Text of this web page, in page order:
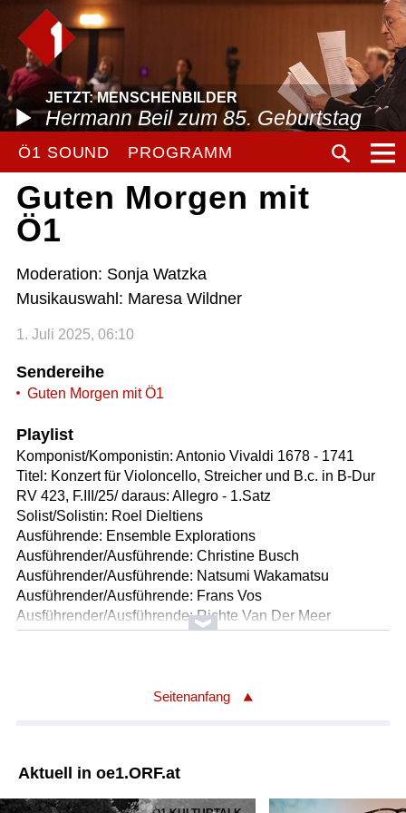
JETZT: MENSCHENBILDER
Hermann Beil zum 85. Geburtstag
Ö1 SOUND PROGRAMM
Guten Morgen mit
Ö1
Moderation: Sonja Watzka
Musikauswahl: Maresa Wildner
1. Juli 2025, 06:10
Sendereihe
Guten Morgen mit Ö1
Playlist
Komponist/Komponistin: Antonio Vivaldi 1678 - 1741
Titel: Konzert für Violoncello, Streicher und B.c. in B-Dur
RV 423, F.III/25/ daraus: Allegro - 1.Satz
Solist/Solistin: Roel Dieltiens
Ausführende: Ensemble Explorations
Ausführender/Ausführende: Christine Busch
Ausführender/Ausführende: Natsumi Wakamatsu
Ausführender/Ausführende: Frans Vos
Ausführender/Ausführende: Richte Van Der Meer
Ausführender/Ausführende: Anthony Woodrow
Titel: Konzert für Mandoline, Streicher und Basso continuo
D-Dur/ daraus 1. Satz: Allegro
Seitenanfang
Aktuell in oe1.ORF.at